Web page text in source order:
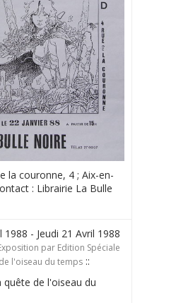
la couronne, 4 ; Aix-en-
: Librairie La Bulle
1988 - Jeudi 21 Avril 1988
par Edition Spéciale
l'oiseau du temps ::
quête de l'oiseau du